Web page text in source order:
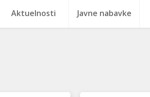
Aktuelnosti Javne nabavke